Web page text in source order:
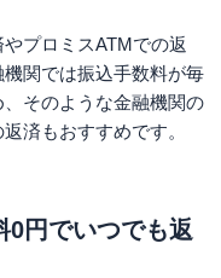
プロミスATMでの返
関では振込手数料が毎
そのような金融機関の
済もおすすめです。
0円でいつでも返